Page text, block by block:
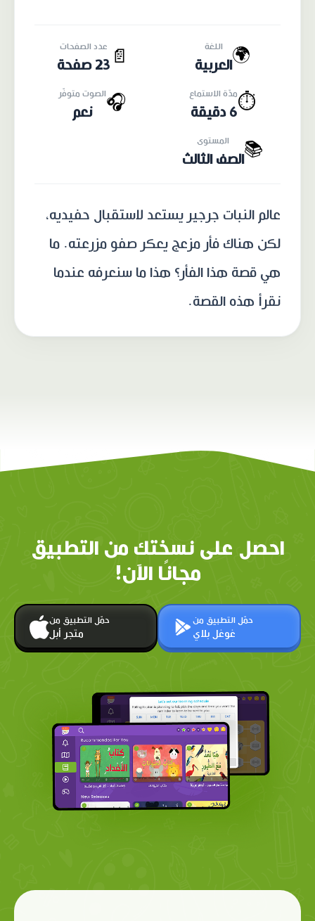
🌍 اللغة
العربية 📄
عدد الصفحات
23 صفحة
⏱️مدّة الاستماع
6 دقيقة
🎧الصوت متوفّر
نعم
📚 المستوى
الصف الثالث
عالم النبات جرجير يستعد لاستقبال حفيديه،
لكن هناك فأر مزعج يعكر صفو مزرعته. ما
هي قصة هذا الفأر؟ هذا ما سنعرفه عندما
نقرأ هذه القصة.
احصل على نسختك من التطبيق
مجانًا الآن!
حمّل التطبيق من
متجر أبل
حمّل التطبيق من
غوغل بلاي